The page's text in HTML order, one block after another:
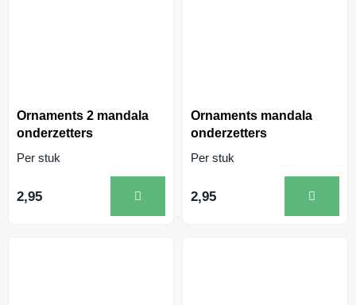
Ornaments 2 mandala
onderzetters
Per stuk
2,95
Ornaments mandala
onderzetters
Per stuk
2,95